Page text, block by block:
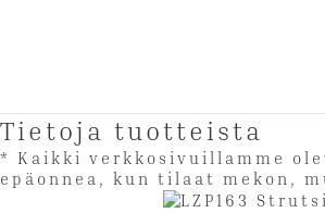
Tietoja tuotteista
* Kaikki verkkosivuillamme
epäonnea, kun tilaat mekon,